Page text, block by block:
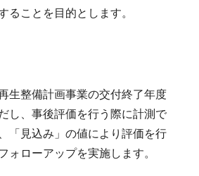
ることを目的とします。
生整備計画事業の交付終了年度
し、事後評価を行う際に計測で
「見込み」の値により評価を行
ォローアップを実施します。